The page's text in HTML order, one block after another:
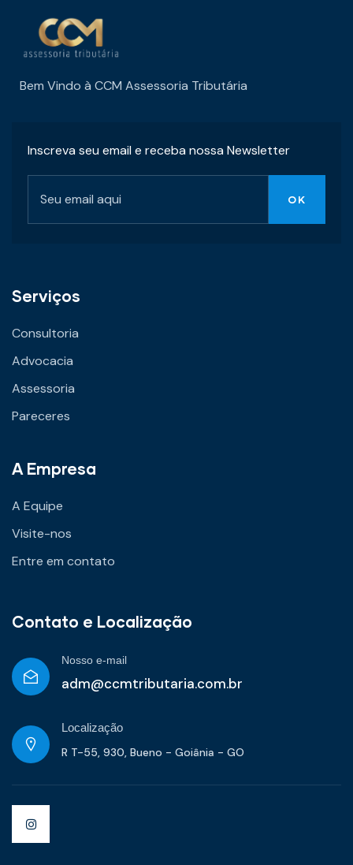
Bem Vindo à CCM Assessoria Tributária
Inscreva seu email e receba nossa Newsletter
Serviços
Consultoria
Advocacia
Assessoria
Pareceres
A Empresa
A Equipe
Visite-nos
Entre em contato
Contato e Localização
Nosso e-mail
adm@ccmtributaria.com.br
Localização
R T-55, 930, Bueno - Goiânia - GO